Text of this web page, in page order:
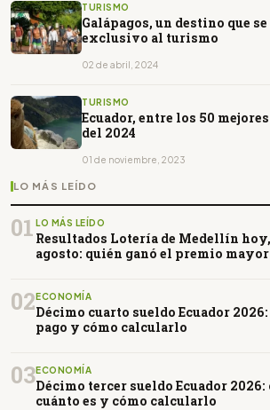
TURISMO
Galápagos, un destino que se
exclusivo al turismo
02 de abril, 2024
TURISMO
Ecuador, entre los 50
del 2024
01 de noviembre, 2023
LO MÁS LEÍDO
01 LO MÁS LEÍDO
Resultados Lotería de Medellín
agosto: quién ganó el premio mayor
02ECONOMÍA
Décimo cuarto sueldo Ecuador
pago y cómo calcularlo
03ECONOMÍA
Décimo tercer sueldo Ecuador 2026:
cuánto es y cómo calcularlo